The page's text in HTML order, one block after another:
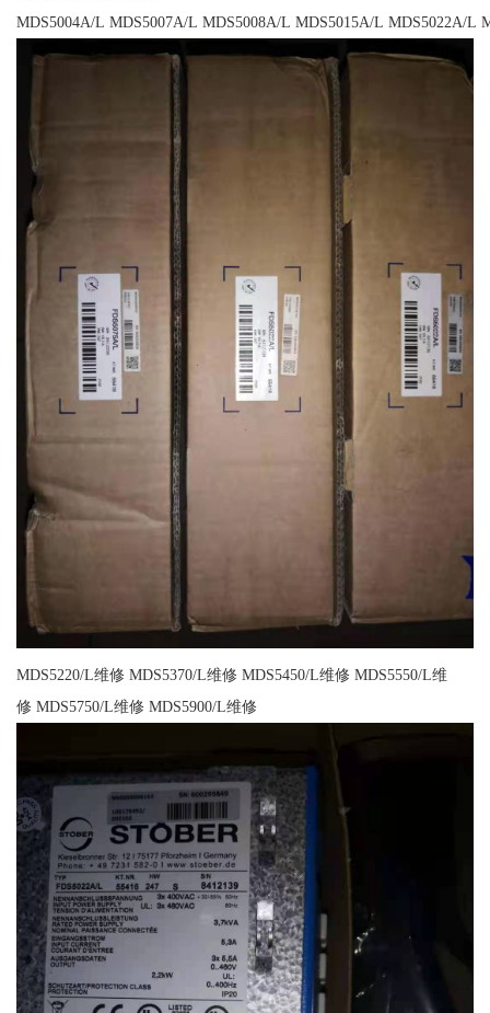
MDS5004A/L MDS5007A/L MDS5008A/L MDS5015A/L MDS5022A/
MDS5220/L维修 MDS5370/L维修 MDS5450/L维修 MDS5550/L维
修 MDS5750/L维修 MDS5900/L维修